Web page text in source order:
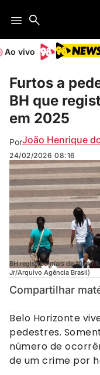
Ao vivo
Furtos a
BH que
em 2025
PorJoão Henrique
24/02/2026 08:16
BH registrou mais de 10 mil
Jr/Arquivo Agência Brasil)
Compartilhar
Belo Horizonte
pedestres.
número de
de um crime por